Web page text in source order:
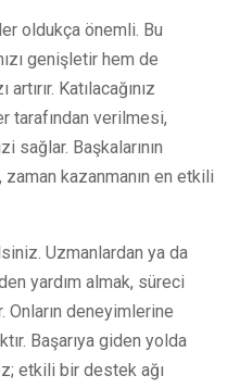
oldukça önemli. Bu
genişletir hem de
artırır. Katılacağınız
tarafından verilmesi,
sağlar. Başkalarının
kazanmanın en etkili
Uzmanlardan ya da
yardım almak, süreci
deneyimlerine
Başarıya giden yolda
etkili bir destek ağı